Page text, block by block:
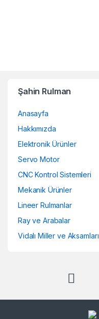
Şahin Rulman
Anasayfa
Hakkımızda
Elektronik Ürünler
Servo Motor
CNC Kontrol Sistemleri
Mekanik Ürünler
Lineer Rulmanlar
Ray ve Arabalar
Vidalı Miller ve Aksamları